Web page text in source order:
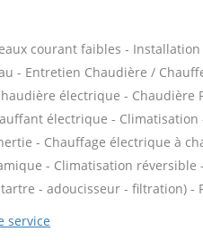
courant faibles -
- Entretien Chaudière /
électrique - Chaudière
électrique -
- Chauffage électrique à
- Climatisation
- adoucisseur - filtration) -
service